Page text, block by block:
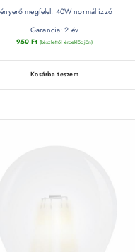
megfelel: 40W normál izzó
Garancia: 2 év
950Ft (készletről érdeklődjön)
Kosárba teszem